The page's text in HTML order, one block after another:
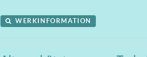
WERKINFORMATION